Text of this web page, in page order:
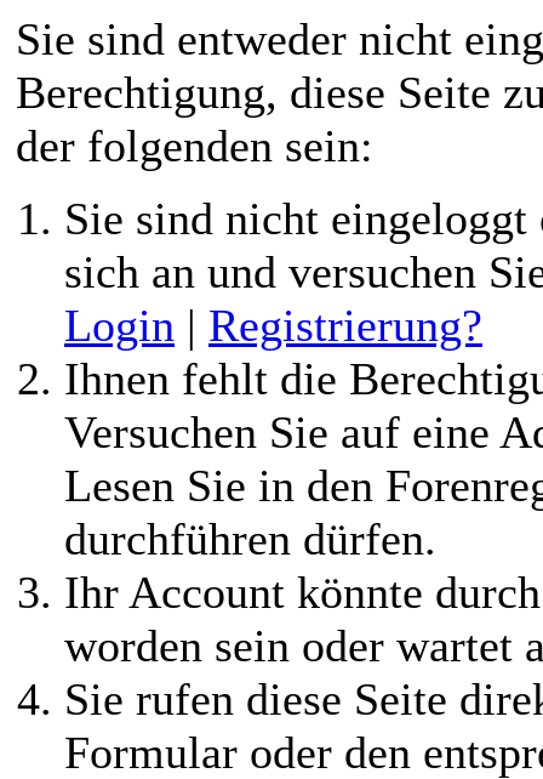
Sie sind entweder nicht
Berechtigung, diese Seite
der folgenden sein:
Sie sind nicht
sich an und versuchen
Login | Registrierung?
Ihnen fehlt die
Versuchen Sie auf eine
Lesen Sie in den
durchführen dürfen.
Ihr Account könnte
worden sein oder wartet
Sie rufen diese Seite
Formular oder den